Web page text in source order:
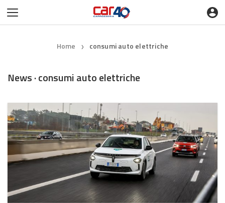
Home ❯ consumi auto elettriche
News · consumi auto elettriche